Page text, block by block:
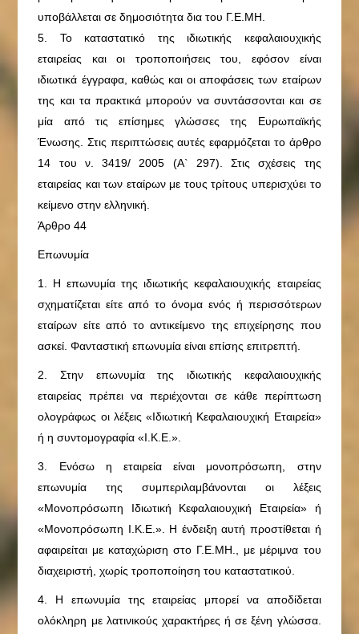
υποβάλλεται σε δημοσιότητα δια του Γ.Ε.ΜΗ.
5. Το καταστατικό της ιδιωτικής κεφαλαιουχικής
εταιρείας και οι τροποποιήσεις του, εφόσον είναι
ιδιωτικά έγγραφα, καθώς και οι αποφάσεις των εταίρων
της και τα πρακτικά μπορούν να συντάσσονται και σε
μία από τις επίσημες γλώσσες της Ευρωπαϊκής
Ένωσης. Στις περιπτώσεις αυτές εφαρμόζεται το άρθρο
14 του ν. 3419/ 2005 (Α` 297). Στις σχέσεις της
εταιρείας και των εταίρων με τους τρίτους υπερισχύει το
κείμενο στην ελληνική.
Άρθρο 44
Επωνυμία
1. Η επωνυμία της ιδιωτικής κεφαλαιουχικής εταιρείας
σχηματίζεται είτε από το όνομα ενός ή περισσότερων
εταίρων είτε από το αντικείμενο της επιχείρησης που
ασκεί. Φανταστική επωνυμία είναι επίσης επιτρεπτή.
2. Στην επωνυμία της ιδιωτικής κεφαλαιουχικής
εταιρείας πρέπει να περιέχονται σε κάθε περίπτωση
ολογράφως οι λέξεις «Ιδιωτική Κεφαλαιουχική Εταιρεία»
ή η συντομογραφία «Ι.Κ.Ε.».
3. Ενόσω η εταιρεία είναι μονοπρόσωπη, στην
επωνυμία της συμπεριλαμβάνονται οι λέξεις
«Μονοπρόσωπη Ιδιωτική Κεφαλαιουχική Εταιρεία» ή
«Μονοπρόσωπη Ι.Κ.Ε.». Η ένδειξη αυτή προστίθεται ή
αφαιρείται με καταχώριση στο Γ.Ε.ΜΗ., με μέριμνα του
διαχειριστή, χωρίς τροποποίηση του καταστατικού.
4. Η επωνυμία της εταιρείας μπορεί να αποδίδεται
ολόκληρη με λατινικούς χαρακτήρες ή σε ξένη γλώσσα.